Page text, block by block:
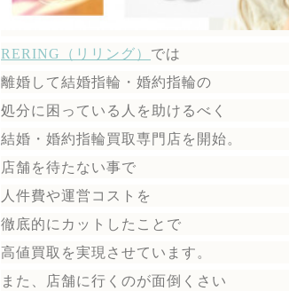
RERING（リリング） では
離婚して結婚指輪・婚約指輪の
処分に困っている人を助けるべく
結婚・婚約指輪買取専門店を開始。
店舗を待たない事で
人件費や運営コストを
徹底的にカットしたことで
高値買取を実現させています。
また、店舗に行くのが面倒くさい